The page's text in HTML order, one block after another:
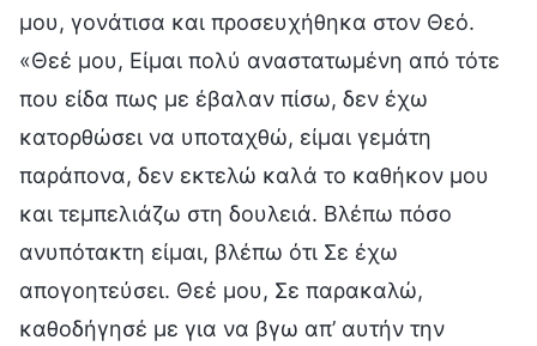
μου, γονάτισα και προσευχήθηκα στον Θεό.
«Θεέ μου, Είμαι πολύ αναστατωμένη από τότε
που είδα πως με έβαλαν πίσω, δεν έχω
κατορθώσει να υποταχθώ, είμαι γεμάτη
παράπονα, δεν εκτελώ καλά το καθήκον μου
και τεμπελιάζω στη δουλειά. Βλέπω πόσο
ανυπότακτη είμαι, βλέπω ότι Σε έχω
απογοητεύσει. Θεέ μου, Σε παρακαλώ,
καθοδήγησέ με για να βγω απ’ αυτήν την